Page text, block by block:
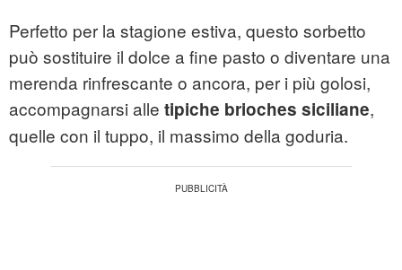
Perfetto per la stagione estiva, questo sorbetto
può sostituire il dolce a fine pasto o diventare una
merenda rinfrescante o ancora, per i più golosi,
accompagnarsi alle tipiche brioches siciliane,
quelle con il tuppo, il massimo della goduria.